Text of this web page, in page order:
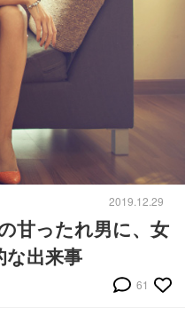
2019.12.29
甘ったれ男に、女
な出来事
61